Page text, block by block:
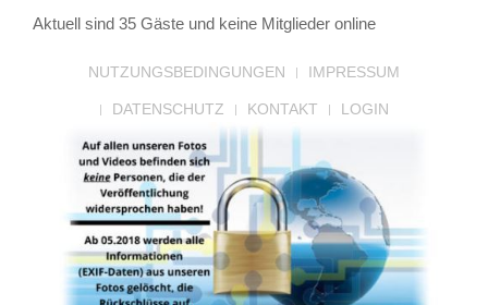
Aktuell sind 35 Gäste und keine Mitglieder online
NUTZUNGSBEDINGUNGEN IMPRESSUM
DATENSCHUTZ KONTAKT LOGIN